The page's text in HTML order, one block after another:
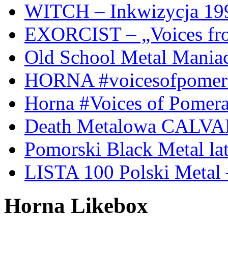
WITCH – Inkwizycja
EXORCIST – „Voices
Old School Metal
HORNA
Horna #Voices of
Death Metalowa
Pomorski Black Metal
LISTA 100 Polski Metal
Horna Likebox